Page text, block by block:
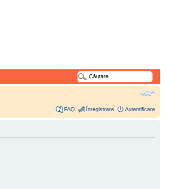
FAQ Înregistrare Autentificare